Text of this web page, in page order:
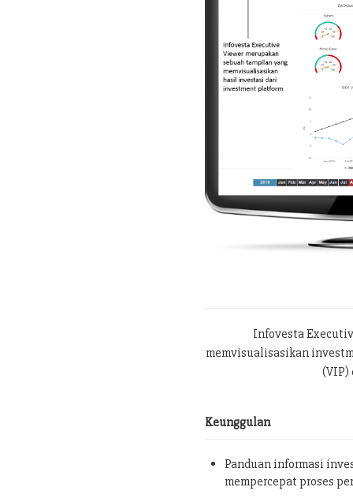
Infovesta
memvisualisasikan
(VIP)
Keunggulan
Panduan informasi
mempercepat proses